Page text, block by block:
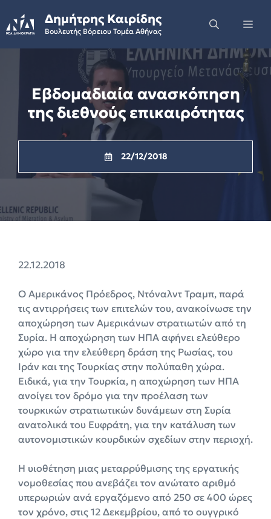
to
content
Δημήτρης Καιρίδης
Βουλευτής Βόρειου Τομέα Αθήνας
Εβδομαδιαία ανασκόπηση
της διεθνούς επικαιρότητας
22/12/2018
22.12.2018
Ο Αμερικάνος Πρόεδρος, Ντόναλντ Τραμπ, παρά
τις αντιρρήσεις των επιτελών του, ανακοίνωσε την
αποχώρηση των Αμερικάνων στρατιωτών από τη
Συρία. Η αποχώρηση των ΗΠΑ αφήνει ελεύθερο
χώρο για την ελεύθερη δράση της Ρωσίας, του
Ιράν και της Τουρκίας στην πολύπαθη χώρα.
Ειδικά, για την Τουρκία, η αποχώρηση των ΗΠΑ
ανοίγει τον δρόμο για την προέλαση των
τουρκικών στρατιωτικών δυνάμεων στη Συρία
ανατολικά του Ευφράτη, για την κατάλυση των
αυτονομιστικών κουρδικών σχεδίων στην περιοχή.
Η υιοθέτηση μιας μεταρρύθμισης της εργατικής
νομοθεσίας που ανεβάζει τον ανώτατο αριθμό
υπερωριών ανά εργαζόμενο από 250 σε 400 ώρες
τον χρόνο, στις 12 Δεκεμβρίου, από το ουγγρικό